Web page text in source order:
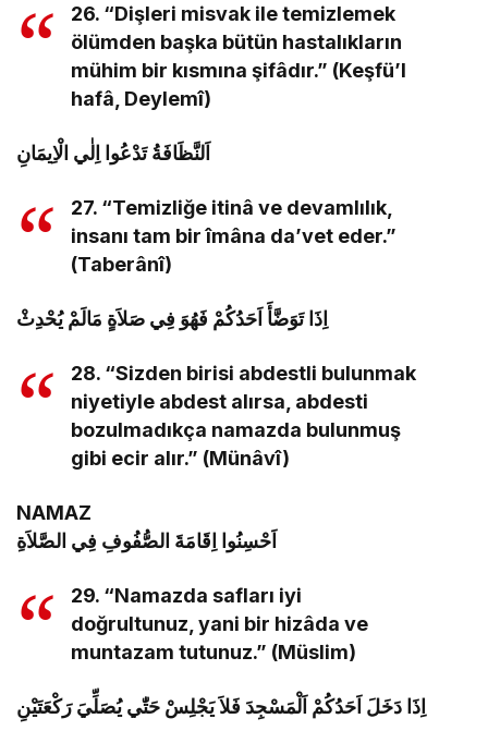
26. “Dişleri misvak ile temizlemek
ölümden başka bütün hastalıkların
mühim bir kısmına şifâdır.” (Keşfü’l
hafâ, Deylemî)
اَلنَّظَافَةُ تَدْعُوا اِلٰي الْاِيمَانِ
27. “Temizliğe itinâ ve devamlılık,
insanı tam bir îmâna da’vet eder.”
(Taberânî)
اِذَا تَوَضَّأَ اَحَدُكُمْ فَهُوَ فِي صَلاَةٍ مَالَمْ يُحْدِثْ
28. “Sizden birisi abdestli bulunmak
niyetiyle abdest alırsa, abdesti
bozulmadıkça namazda bulunmuş
gibi ecir alır.” (Münâvî)
NAMAZ
اَحْسِنُوا اِقَامَةَ الصُّفُوفِ فِي الصَّلاَةِ
29. “Namazda safları iyi
doğrultunuz, yani bir hizâda ve
muntazam tutunuz.” (Müslim)
اِذَا دَخَلَ اَحَدُكُمْ اَلْمَسْجِدَ فَلاَ يَجْلِسْ حَتّٰي يُصَلِّيَ رَكْعَتَيْنِ